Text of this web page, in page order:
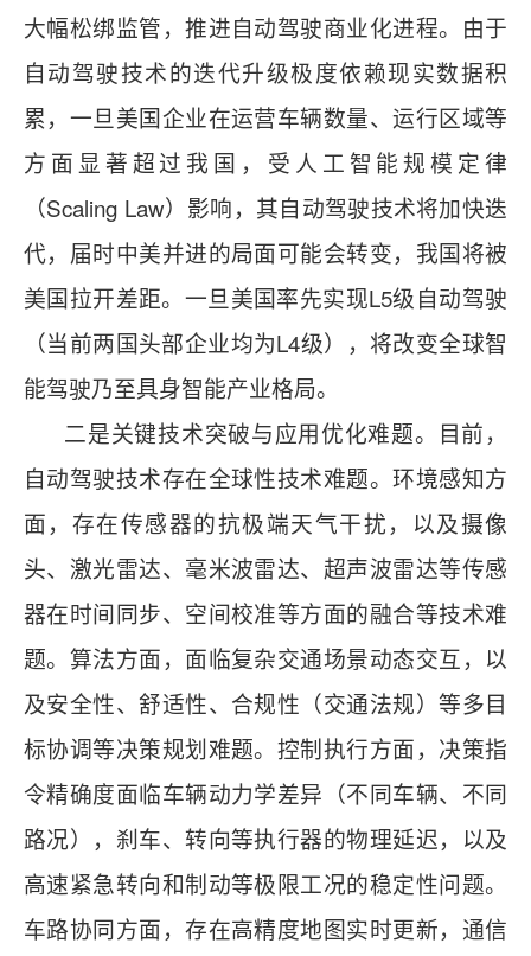
大幅松绑监管，推进自动驾驶商业化进程。由于
自动驾驶技术的迭代升级极度依赖现实数据积
累，一旦美国企业在运营车辆数量、运行区域等
方面显著超过我国，受人工智能规模定律
（Scaling Law）影响，其自动驾驶技术将加快迭
代，届时中美并进的局面可能会转变，我国将被
美国拉开差距。一旦美国率先实现L5级自动驾驶
（当前两国头部企业均为L4级），将改变全球智
能驾驶乃至具身智能产业格局。
二是关键技术突破与应用优化难题。目前，
自动驾驶技术存在全球性技术难题。环境感知方
面，存在传感器的抗极端天气干扰，以及摄像
头、激光雷达、毫米波雷达、超声波雷达等传感
器在时间同步、空间校准等方面的融合等技术难
题。算法方面，面临复杂交通场景动态交互，以
及安全性、舒适性、合规性（交通法规）等多目
标协调等决策规划难题。控制执行方面，决策指
令精确度面临车辆动力学差异（不同车辆、不同
路况），刹车、转向等执行器的物理延迟，以及
高速紧急转向和制动等极限工况的稳定性问题。
车路协同方面，存在高精度地图实时更新，通信